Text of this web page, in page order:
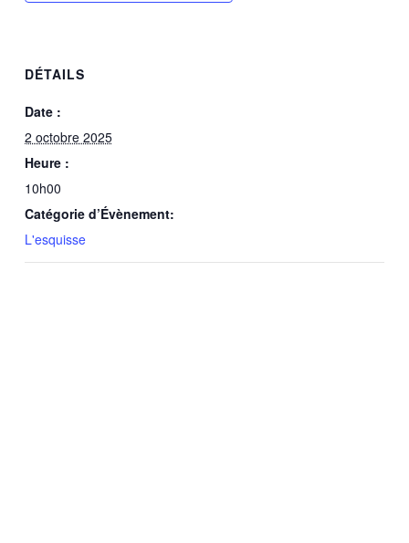
DÉTAILS
Date :
2 octobre 2025
Heure :
10h00
Catégorie d’Évènement:
L'esquisse